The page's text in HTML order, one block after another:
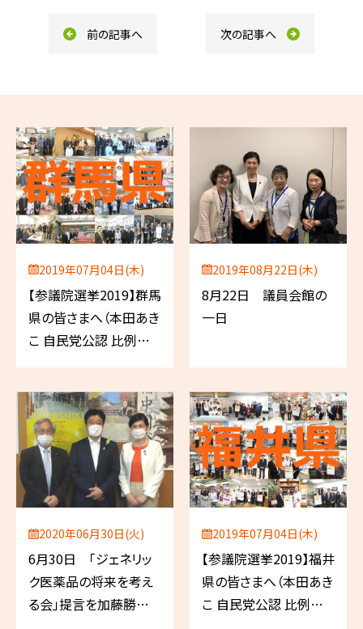
前の記事へ 次の記事へ
2019年07月04日(木)
【参議院選挙2019】群馬
県の皆さまへ（本田あき
こ 自民党公認 比例代
2019年08月22日(木)
8月22日 議員会館の
一日
2020年06月30日(火)
6月30日 「ジェネリッ
ク医薬品の将来を考え
る会」提言を加藤勝信
2019年07月04日(木)
【参議院選挙2019】福井
県の皆さまへ（本田あき
こ 自民党公認 比例代